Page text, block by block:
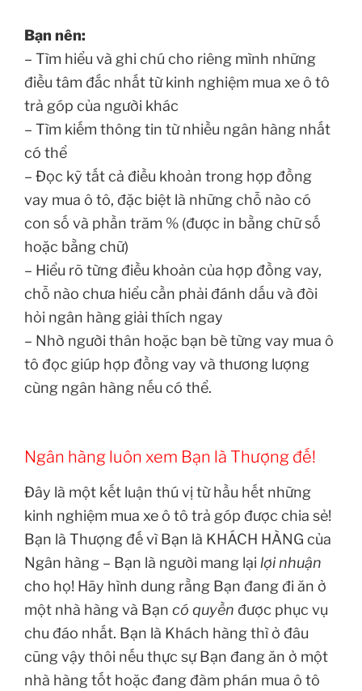
Bạn nên:
– Tìm hiểu và ghi chú cho riêng mình những
điều tâm đắc nhất từ kinh nghiệm mua xe ô tô
trả góp của người khác
– Tìm kiếm thông tin từ nhiều ngân hàng nhất
có thể
– Đọc kỹ tất cả điều khoản trong hợp đồng
vay mua ô tô, đặc biệt là những chỗ nào có
con số và phần trăm % (được in bằng chữ số
hoặc bằng chữ)
– Hiểu rõ từng điều khoản của hợp đồng vay,
chỗ nào chưa hiểu cần phải đánh dấu và đòi
hỏi ngân hàng giải thích ngay
– Nhờ người thân hoặc bạn bè từng vay mua ô
tô đọc giúp hợp đồng vay và thương lượng
cùng ngân hàng nếu có thể.
Ngân hàng luôn xem Bạn là Thượng đế!
Đây là một kết luận thú vị từ hầu hết những
kinh nghiệm mua xe ô tô trả góp được chia sẻ!
Bạn là Thượng đế vì Bạn là KHÁCH HÀNG của
Ngân hàng – Bạn là người mang lại lợi nhuận
cho họ! Hãy hình dung rằng Bạn đang đi ăn ở
một nhà hàng và Bạn có quyền được phục vụ
chu đáo nhất. Bạn là Khách hàng thì ở đâu
cũng vậy thôi nếu thực sự Bạn đang ăn ở một
nhà hàng tốt hoặc đang đàm phán mua ô tô